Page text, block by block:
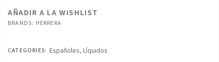
AÑADIR A LA WISHLIST
BRANDS: HERRERA
CATEGORIES: Españoles,Líquidos